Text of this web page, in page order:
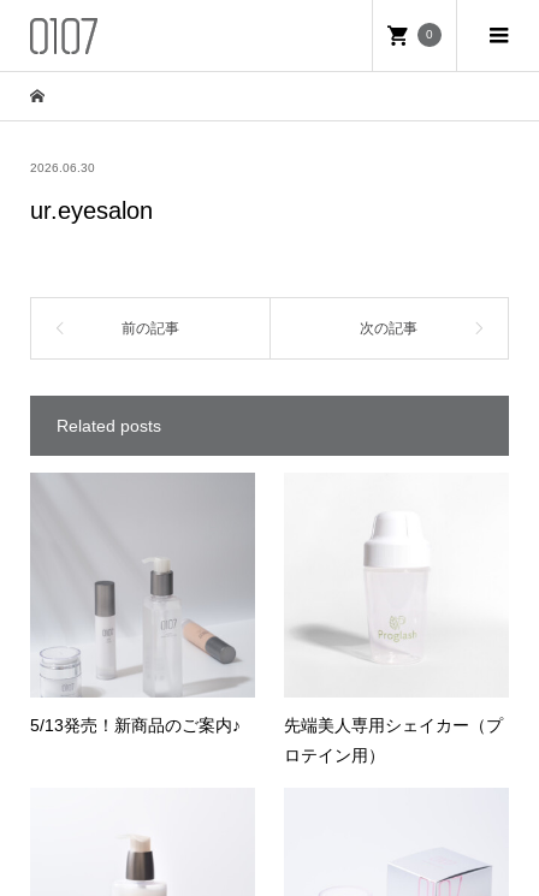
0
2026.06.30
ur.eyesalon
Related posts
5/13発売！新商品のご案内♪
先端美人専用シェイカー（プ
ロテイン用）